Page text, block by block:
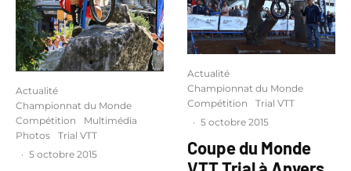
Actualité
Championnat du Monde
Compétition
Multimédia
Photos
Trial VTT
· 5 octobre 2015
Actualité
Championnat du Monde
Compétition
Trial VTT
· 5 octobre 2015
Coupe du Monde